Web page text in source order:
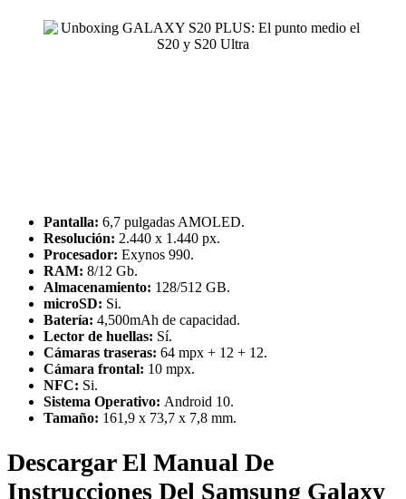
Pantalla: 6,7 pulgadas AMOLED.
Resolución: 2.440 x 1.440 px.
Procesador: Exynos 990.
RAM: 8/12 Gb.
Almacenamiento: 128/512 GB.
microSD: Si.
Batería: 4,500mAh de capacidad.
Lector de huellas: Sí.
Cámaras traseras: 64 mpx + 12 + 12.
Cámara frontal: 10 mpx.
NFC: Si.
Sistema Operativo: Android 10.
Tamaño: 161,9 x 73,7 x 7,8 mm.
Descargar El Manual De
Instrucciones Del Samsung Galaxy